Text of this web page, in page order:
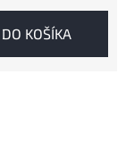
DO KOŠÍKA